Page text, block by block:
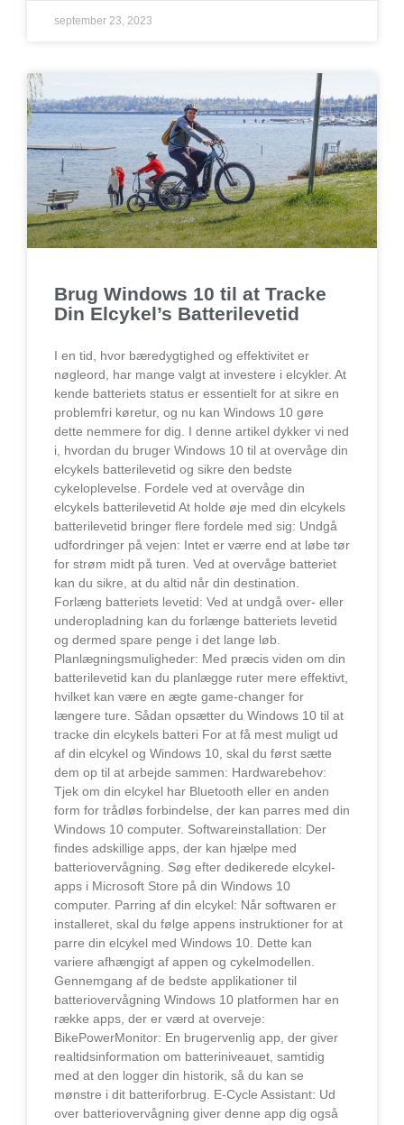
september 23, 2023
Brug Windows 10 til at Tracke
Din Elcykel’s Batterilevetid
I en tid, hvor bæredygtighed og effektivitet er
nøgleord, har mange valgt at investere i elcykler. At
kende batteriets status er essentielt for at sikre en
problemfri køretur, og nu kan Windows 10 gøre
dette nemmere for dig. I denne artikel dykker vi ned
i, hvordan du bruger Windows 10 til at overvåge din
elcykels batterilevetid og sikre den bedste
cykeloplevelse. Fordele ved at overvåge din
elcykels batterilevetid At holde øje med din elcykels
batterilevetid bringer flere fordele med sig: Undgå
udfordringer på vejen: Intet er værre end at løbe tør
for strøm midt på turen. Ved at overvåge batteriet
kan du sikre, at du altid når din destination.
Forlæng batteriets levetid: Ved at undgå over- eller
underopladning kan du forlænge batteriets levetid
og dermed spare penge i det lange løb.
Planlægningsmuligheder: Med præcis viden om din
batterilevetid kan du planlægge ruter mere effektivt,
hvilket kan være en ægte game-changer for
længere ture. Sådan opsætter du Windows 10 til at
tracke din elcykels batteri For at få mest muligt ud
af din elcykel og Windows 10, skal du først sætte
dem op til at arbejde sammen: Hardwarebehov:
Tjek om din elcykel har Bluetooth eller en anden
form for trådløs forbindelse, der kan parres med din
Windows 10 computer. Softwareinstallation: Der
findes adskillige apps, der kan hjælpe med
batteriovervågning. Søg efter dedikerede elcykel-
apps i Microsoft Store på din Windows 10
computer. Parring af din elcykel: Når softwaren er
installeret, skal du følge appens instruktioner for at
parre din elcykel med Windows 10. Dette kan
variere afhængigt af appen og cykelmodellen.
Gennemgang af de bedste applikationer til
batteriovervågning Windows 10 platformen har en
række apps, der er værd at overveje:
BikePowerMonitor: En brugervenlig app, der giver
realtidsinformation om batteriniveauet, samtidig
med at den logger din historik, så du kan se
mønstre i dit batteriforbrug. E-Cycle Assistant: Ud
over batteriovervågning giver denne app dig også